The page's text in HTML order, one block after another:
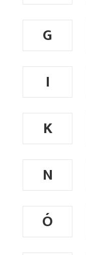
G
I
K
N
Ó